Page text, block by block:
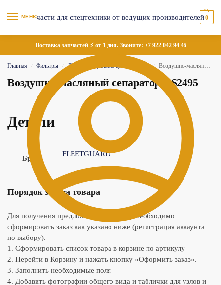
МЕНЮ 0
Поставка запчастей ⚡ от 1 дня. Звоните: +7 922 042 94 46
Главная / Фильтры / Доп. оборудование для фильтров / Воздушно-масляный сепаратор AS2495
Воздушно-масляный сепаратор AS2495
Детали
Бренд
FLEETGUARD
Порядок заказа товара
Для получения предложения по товару необходимо
сформировать заказ как указано ниже (регистрация аккаунта
по выбору).
1. Сформировать список товара в корзине по артикулу
2. Перейти в Корзину и нажать кнопку «Оформить заказ».
3. Заполнить необходимые поля
4. Добавить фотографии общего вида и таблички для узлов и